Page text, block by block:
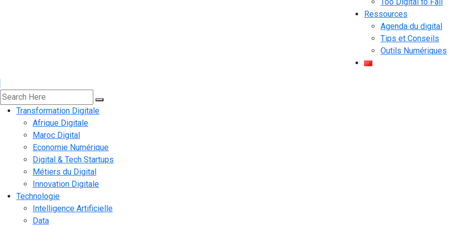
Ressources
Agenda du digital
Tips et Conseils
Outils Numériques
Transformation Digitale
Afrique Digitale
Maroc Digital
Economie Numérique
Digital & Tech Startups
Métiers du Digital
Innovation Digitale
Technologie
Intelligence Artificielle
Data